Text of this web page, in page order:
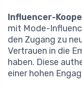
Influencer-
mit Mode-
den Zugang zu
Vertrauen in die
haben. Diese
einer hohen